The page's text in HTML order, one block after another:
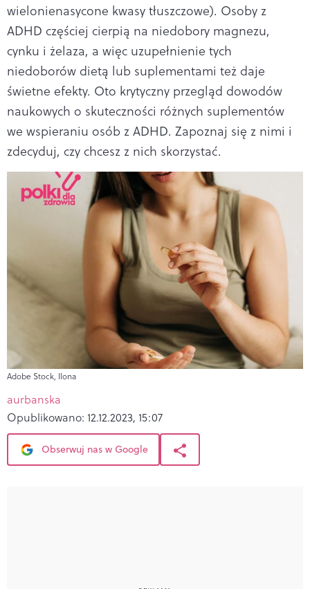
wielonienasycone kwasy tłuszczowe). Osoby z
ADHD częściej cierpią na niedobory magnezu,
cynku i żelaza, a więc uzupełnienie tych
niedoborów dietą lub suplementami też daje
świetne efekty. Oto krytyczny przegląd dowodów
naukowych o skuteczności różnych suplementów
we wspieraniu osób z ADHD. Zapoznaj się z nimi i
zdecyduj, czy chcesz z nich skorzystać.
Adobe Stock, Ilona
aurbanska
Opublikowano: 12.12.2023, 15:07
Obserwuj nas w Google